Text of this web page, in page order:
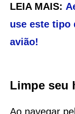
LEIA MAIS:
use este tipo
avião!
Limpe seu
Ao navegar